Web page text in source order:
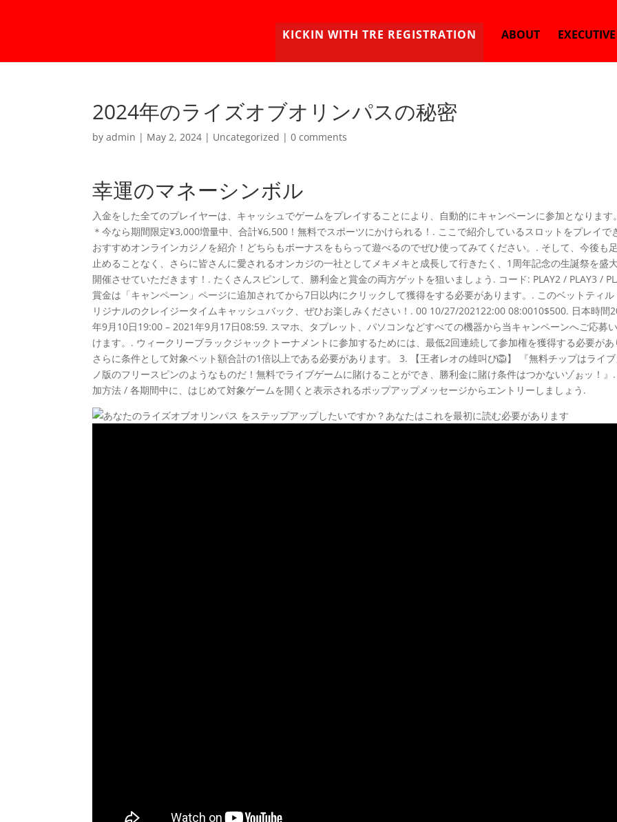
KICKIN WITH TRE REGISTRATION ABOUT
2024年のライズオブオリンパスの秘密
byadmin | May 2, 2024 | Uncategorized |0 comments
幸運のマネーシンボル
入金をした全てのプレイヤーは、キャッシュでゲームをプレイすることにより、自動的にキャンペーンに参加となります
＊今なら期間限定¥3,000増量中、合計¥6,500！無料でスポーツにかけられる！. ここで紹介しているスロットをプレイで
おすすめオンラインカジノを紹介！どちらもボーナスをもらって遊べるのでぜひ使ってみてください。. そして、今後も
止めることなく、さらに皆さんに愛されるオンカジの一社としてメキメキと成長して行きたく、1周年記念の生誕祭を盛
開催させていただきます！. たくさんスピンして、勝利金と賞金の両方ゲットを狙いましょう. コード: PLAY2 / PLAY3 /
賞金は「キャンペーン」ページに追加されてから7日以内にクリックして獲得をする必要があります。. このベットティル
リジナルのクレイジータイムキャッシュバック、ぜひお楽しみください！. 00 10/27/202122:00 08:0010$500. 日本時間
年9月10日19:00 – 2021年9月17日08:59. スマホ、タブレット、パソコンなどすべての機器から当キャンペーンへご応募
けます。. ウィークリーブラックジャックトーナメントに参加するためには、最低2回連続して参加権を獲得する必要があ
さらに条件として対象ベット額合計の1倍以上である必要があります。 3. 【王者レオの雄叫び🦁】 『無料チップはライ
ノ版のフリースピンのようなものだ！無料でライブゲームに賭けることができ、勝利金に賭け条件はつかないゾぉッ！』
加方法 / 各期間中に、はじめて対象ゲームを開くと表示されるポップアップメッセージからエントリーしましょう.